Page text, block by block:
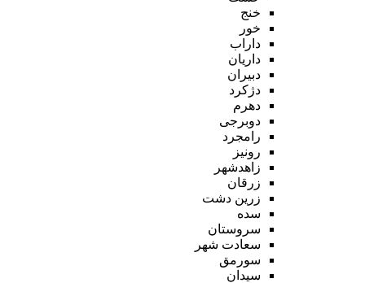
خنج
خور
داراب
داریان
دبیران
دژکرد
دهرم
دوبرجی
رامجرد
رونیز
زاهدشهر
زرقان
زرین دشت
سده
سروستان
سعادت شهر
سورمق
سیدان